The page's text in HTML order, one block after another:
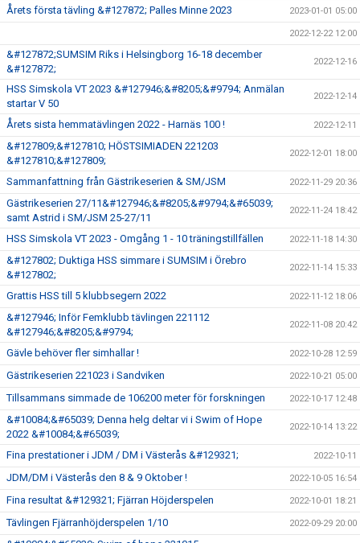
Årets första tävling &#127872; Palles Minne 2023 2023-01-01 05:00
2022-12-22 12:00
&#127872;SUMSIM Riks i Helsingborg 16-18 december
&#127872;
2022-12-16
HSS Simskola VT 2023 &#127946;&#8205;&#9794; Anmälan
startar V 50
2022-12-14
Årets sista hemmatävlingen 2022 - Harnäs 100 ! 2022-12-11
&#127809;&#127810; HÖSTSIMIADEN 221203
&#127810;&#127809;
2022-12-01 18:00
Sammanfattning från Gästrikeserien & SM/JSM 2022-11-29 20:36
Gästrikeserien 27/11&#127946;&#8205;&#9794;&#65039;
samt Astrid i SM/JSM 25-27/11
2022-11-24 18:42
HSS Simskola VT 2023 - Omgång 1 - 10 träningstillfällen 2022-11-18 14:30
&#127802; Duktiga HSS simmare i SUMSIM i Örebro
&#127802;
2022-11-14 15:33
Grattis HSS till 5 klubbsegern 2022 2022-11-12 18:06
&#127946; Inför Femklubb tävlingen 221112
&#127946;&#8205;&#9794;
2022-11-08 20:42
Gävle behöver fler simhallar ! 2022-10-28 12:59
Gästrikeserien 221023 i Sandviken 2022-10-21 05:00
Tillsammans simmade de 106200 meter för forskningen 2022-10-17 12:48
&#10084;&#65039; Denna helg deltar vi i Swim of Hope
2022 &#10084;&#65039;
2022-10-14 13:22
Fina prestationer i JDM / DM i Västerås &#129321; 2022-10-11
JDM/DM i Västerås den 8 & 9 Oktober ! 2022-10-05 16:54
Fina resultat &#129321; Fjärran Höjderspelen 2022-10-01 18:21
Tävlingen Fjärranhöjderspelen 1/10 2022-09-29 20:00